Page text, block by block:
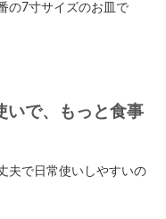
の7寸サイズのお皿で
いで、もっと食事
夫で日常使いしやすいの